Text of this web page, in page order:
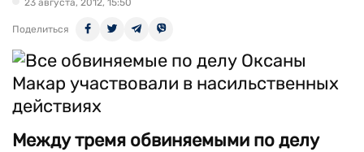
23 августа, 2012, 15:50
Поделиться
Между тремя обвиняемыми по делу